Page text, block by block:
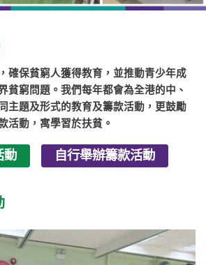
確保貧窮人獲得教育，並推動青少年成
貧窮問題。我們每年都會為全港的中、
主題及形式的教育及籌款活動，更鼓勵
活動，寓學習於扶貧。
動 自行舉辦籌款活動